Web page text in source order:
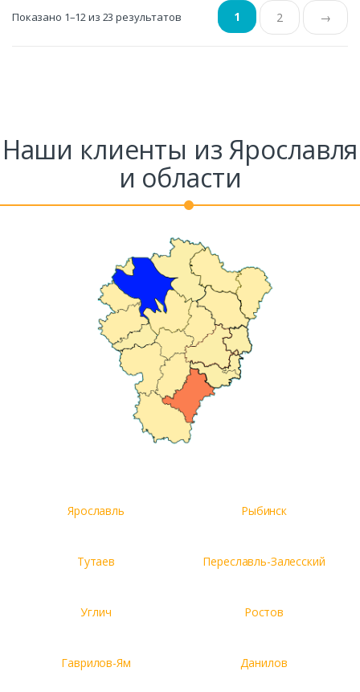
Показано 1–12 из 23 результатов 1 2 →
Наши клиенты из Ярославля
и области
Ярославль Рыбинск
Тутаев Переславль-Залесский
Углич Ростов
Гаврилов-Ям Данилов